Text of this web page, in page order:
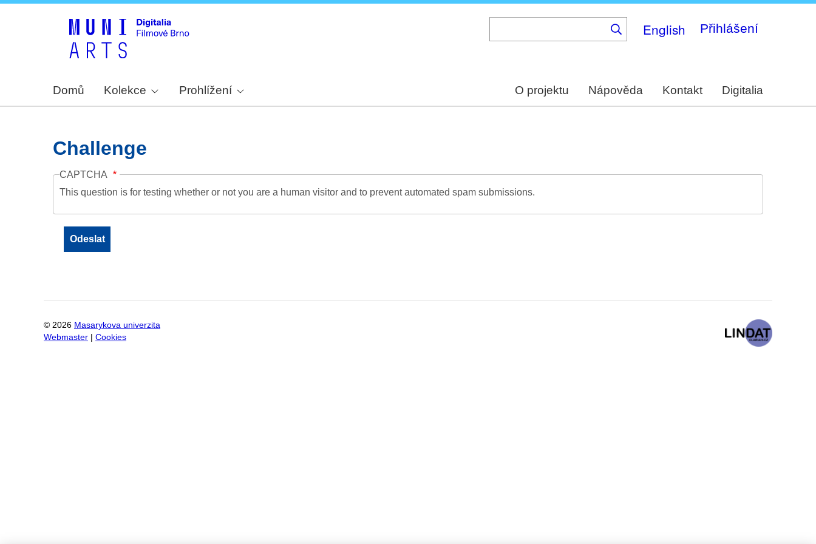
English Přihlášení
Domů Kolekce Prohlížení O projektu Nápověda Kontakt Digitalia
Challenge
CAPTCHA
This question is for testing whether or not you are a human visitor and to prevent automated spam submissions.
© 2026 Masarykova univerzita
Webmaster
Cookies